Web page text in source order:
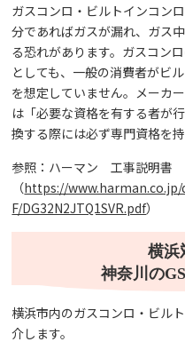
ガスコンロ・ビルトインコン
分であればガスが漏れ、ガス
る恐れがあります。ガスコン
としても、一般の消費者がビ
を想定していません。メーカ
は「必要な資格を有する者が
換する際には必ず専門資格を
参照：ハーマン 工事説明書
（https://
F/DG32N2JTQ1SVR.pdf）
横浜
神奈川の
横浜市内のガスコンロ・ビル
介します。